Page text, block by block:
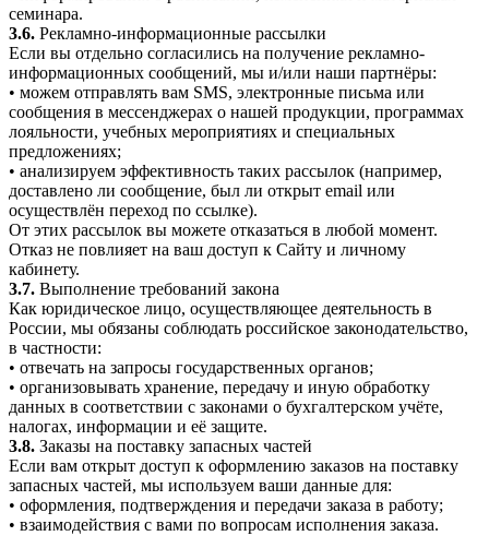
семинара.
3.6. Рекламно-информационные рассылки
Если вы отдельно согласились на получение рекламно-
информационных сообщений, мы и/или наши партнёры:
• можем отправлять вам SMS, электронные письма или
сообщения в мессенджерах о нашей продукции, программах
лояльности, учебных мероприятиях и специальных
предложениях;
• анализируем эффективность таких рассылок (например,
доставлено ли сообщение, был ли открыт email или
осуществлён переход по ссылке).
От этих рассылок вы можете отказаться в любой момент.
Отказ не повлияет на ваш доступ к Сайту и личному
кабинету.
3.7. Выполнение требований закона
Как юридическое лицо, осуществляющее деятельность в
России, мы обязаны соблюдать российское законодательство,
в частности:
• отвечать на запросы государственных органов;
• организовывать хранение, передачу и иную обработку
данных в соответствии с законами о бухгалтерском учёте,
налогах, информации и её защите.
3.8. Заказы на поставку запасных частей
Если вам открыт доступ к оформлению заказов на поставку
запасных частей, мы используем ваши данные для:
• оформления, подтверждения и передачи заказа в работу;
• взаимодействия с вами по вопросам исполнения заказа.